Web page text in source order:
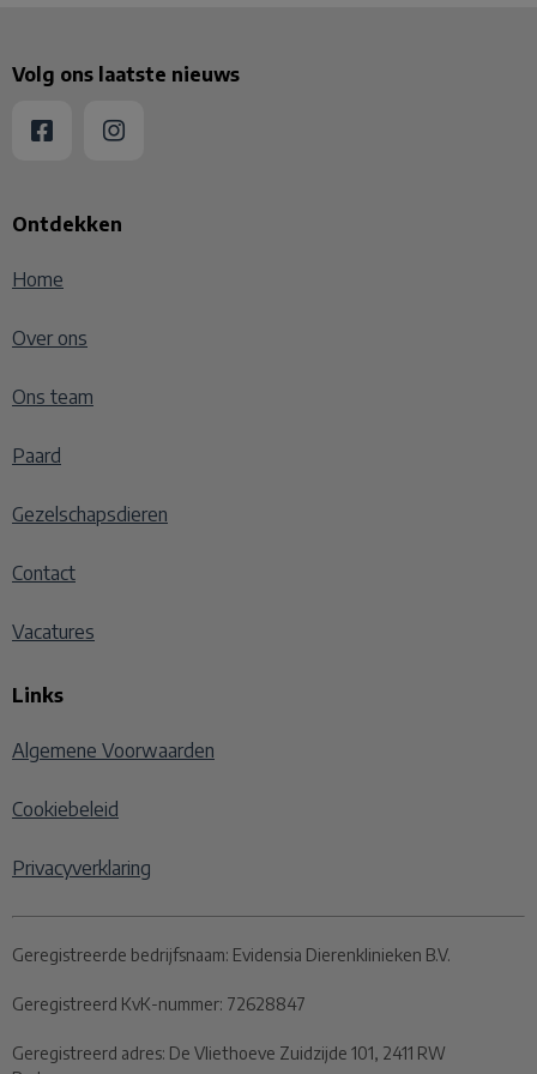
Ontdekken
Home
Over ons
Ons team
Paard
Gezelschapsdieren
Contact
Vacatures
Links
Algemene Voorwaarden
Cookiebeleid
Privacyverklaring
Volg ons laatste nieuws
Geregistreerde bedrijfsnaam: Evidensia Dierenklinieken B.V.
Geregistreerd KvK-nummer: 72628847
Geregistreerd adres: De Vliethoeve Zuidzijde 101, 2411 RW